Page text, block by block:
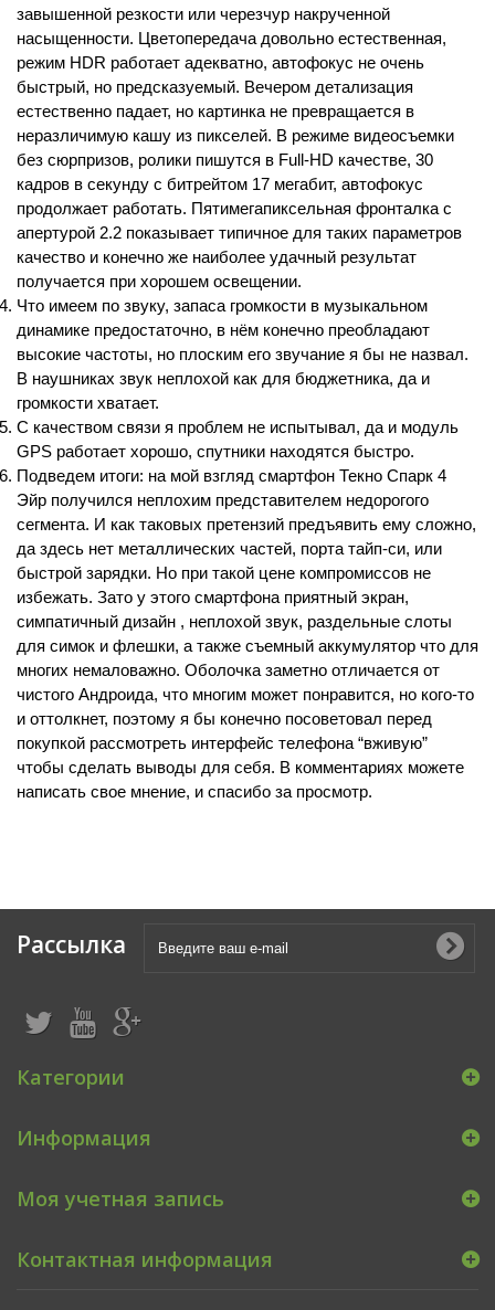
завышенной резкости или черезчур накрученной
насыщенности. Цветопередача довольно естественная,
режим HDR работает адекватно, автофокус не очень
быстрый, но предсказуемый. Вечером детализация
естественно падает, но картинка не превращается в
неразличимую кашу из пикселей. В режиме видеосъемки
без сюрпризов, ролики пишутся в Full-HD качестве, 30
кадров в секунду с битрейтом 17 мегабит, автофокус
продолжает работать. Пятимегапиксельная фронталка с
апертурой 2.2 показывает типичное для таких параметров
качество и конечно же наиболее удачный результат
получается при хорошем освещении.
Что имеем по звуку, запаса громкости в музыкальном
динамике предостаточно, в нём конечно преобладают
высокие частоты, но плоским его звучание я бы не назвал.
В наушниках звук неплохой как для бюджетника, да и
громкости хватает.
С качеством связи я проблем не испытывал, да и модуль
GPS работает хорошо, спутники находятся быстро.
Подведем итоги: на мой взгляд смартфон Текно Спарк 4
Эйр получился неплохим представителем недорогого
сегмента. И как таковых претензий предъявить ему сложно,
да здесь нет металлических частей, порта тайп-си, или
быстрой зарядки. Но при такой цене компромиссов не
избежать. Зато у этого смартфона приятный экран,
симпатичный дизайн , неплохой звук, раздельные слоты
для симок и флешки, а также съемный аккумулятор что для
многих немаловажно. Оболочка заметно отличается от
чистого Андроида, что многим может понравится, но кого-то
и оттолкнет, поэтому я бы конечно посоветовал перед
покупкой рассмотреть интерфейс телефона “вживую”
чтобы сделать выводы для себя. В комментариях можете
написать свое мнение, и спасибо за просмотр.
Рассылка
Категории
Информация
Моя учетная запись
Контактная информация